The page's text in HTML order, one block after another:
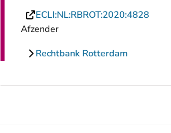
ECLI:NL:RBROT:2020:4828
Afzender
Rechtbank Rotterdam